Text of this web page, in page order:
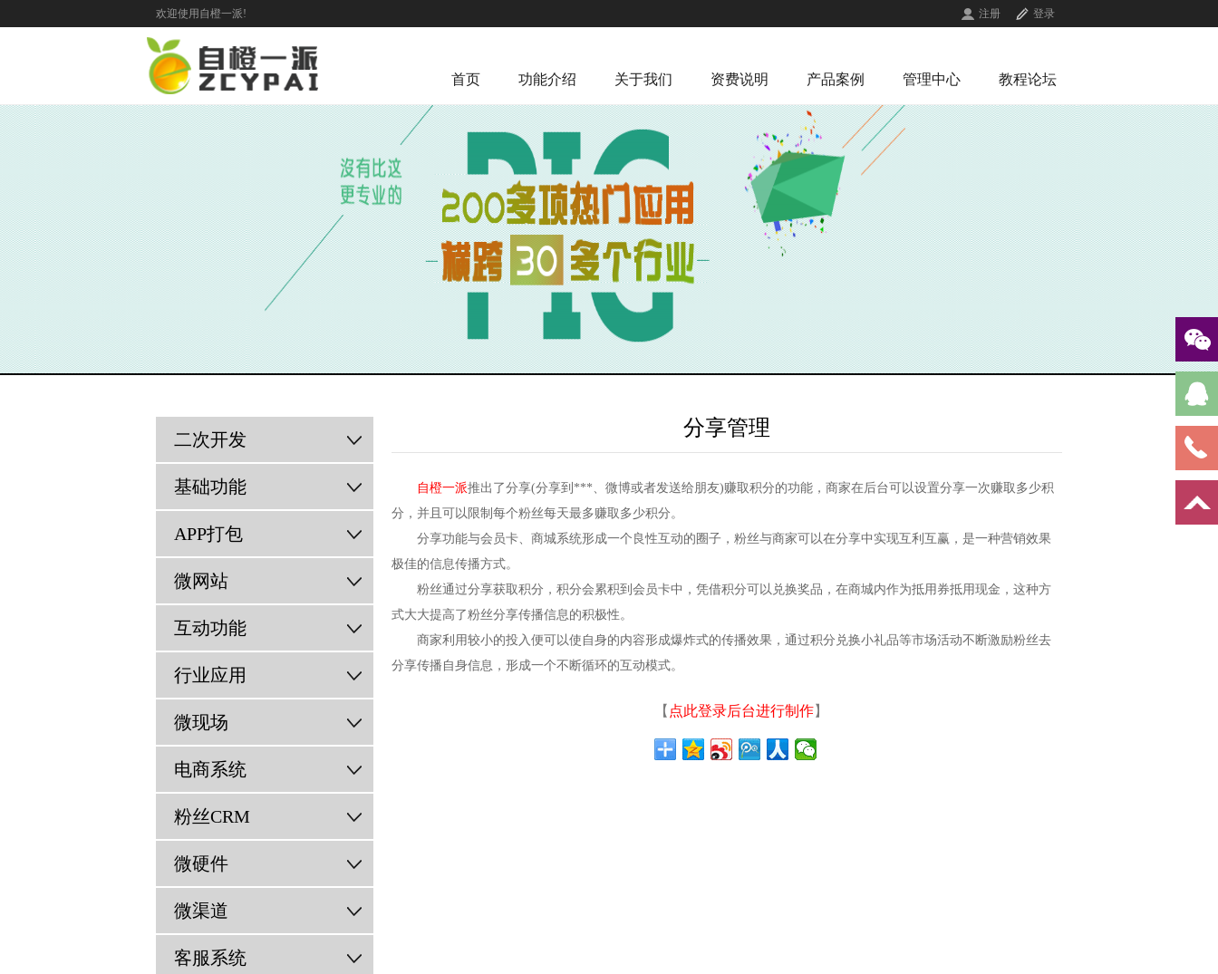
欢迎使用自橙一派! 注册 登录
首页 功能介绍 关于我们 资费说明 产品案例 管理中心 教程论坛
二次开发
基础功能
APP打包
微网站
互动功能
行业应用
微现场
电商系统
粉丝CRM
微硬件
微渠道
客服系统
分享管理
自橙一派推出了分享(分享到***、微博或者发送给朋友)赚取积分的功能，商家在后台可以设置分享一次赚取多少积
分，并且可以限制每个粉丝每天最多赚取多少积分。
分享功能与会员卡、商城系统形成一个良性互动的圈子，粉丝与商家可以在分享中实现互利互赢，是一种营销效果
极佳的信息传播方式。
粉丝通过分享获取积分，积分会累积到会员卡中，凭借积分可以兑换奖品，在商城内作为抵用券抵用现金，这种方
式大大提高了粉丝分享传播信息的积极性。
商家利用较小的投入便可以使自身的内容形成爆炸式的传播效果，通过积分兑换小礼品等市场活动不断激励粉丝去
分享传播自身信息，形成一个不断循环的互动模式。
【 点此登录后台进行制作】